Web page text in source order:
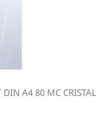
A4 80 MC CRISTAL